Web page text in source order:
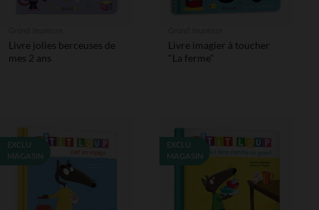
Livre jolies berceuses de
mes 2 ans
Livre imagier à toucher
"La ferme"
EXCLU
MAGASIN
EXCLU
MAGASIN